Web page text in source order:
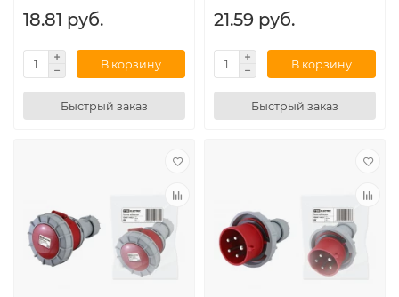
18.81 руб.
В корзину
Быстрый заказ
21.59 руб.
В корзину
Быстрый заказ